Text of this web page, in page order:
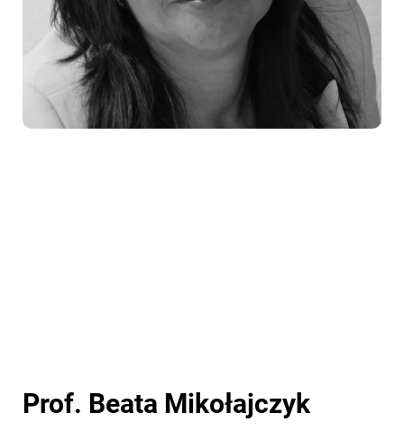
Prof. Beata Mikołajczyk